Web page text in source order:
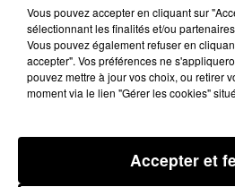
22 janvier 2025 - 2 min 15 sec
LES INFOS DU
10H00
Podcast infos du Comminges
Vous pouvez accepter en cliquant sur
sélectionnant les finalités et/ou
Vous pouvez également refuser en
accepter". Vos préférences ne
pouvez mettre à jour vos choix, ou retirer
moment via le lien "Gérer les cookies"
Accepter et